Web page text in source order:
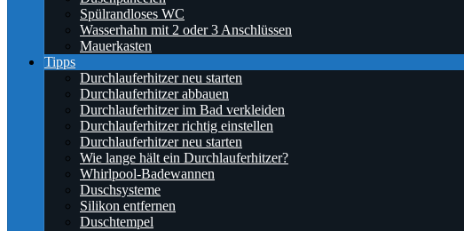
Spülrandloses WC
Wasserhahn mit 2 oder 3 Anschlüssen
Mauerkasten
Tipps
Durchlauferhitzer neu starten
Durchlauferhitzer abbauen
Durchlauferhitzer im Bad verkleiden
Durchlauferhitzer richtig einstellen
Durchlauferhitzer neu starten
Wie lange hält ein Durchlauferhitzer?
Whirlpool-Badewannen
Duschsysteme
Silikon entfernen
Duschtempel